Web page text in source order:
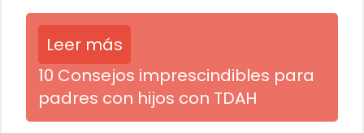
Leer más
10 Consejos imprescindibles para
padres con hijos con TDAH